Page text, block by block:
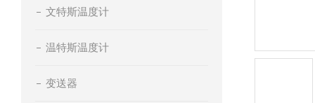
文特斯温度计
温特斯温度计
变送器